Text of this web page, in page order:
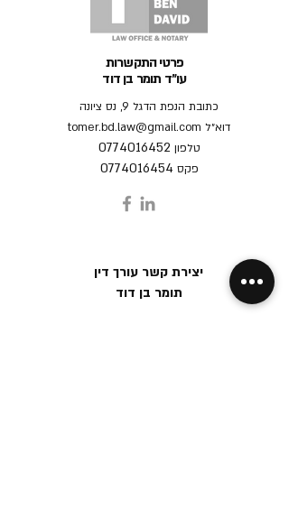
Yafo"ייצוג דיירים בפרויקט
פרטי התקשרות
עו"ד תומר בן דוד
כתובת הנפת הדגל 9, נס ציונה
דוא״ל tomer.bd.law@gmail.com
טלפון 0774016452
פקס 0774016454
יצירת קשר עורך דין
תומר בן דוד